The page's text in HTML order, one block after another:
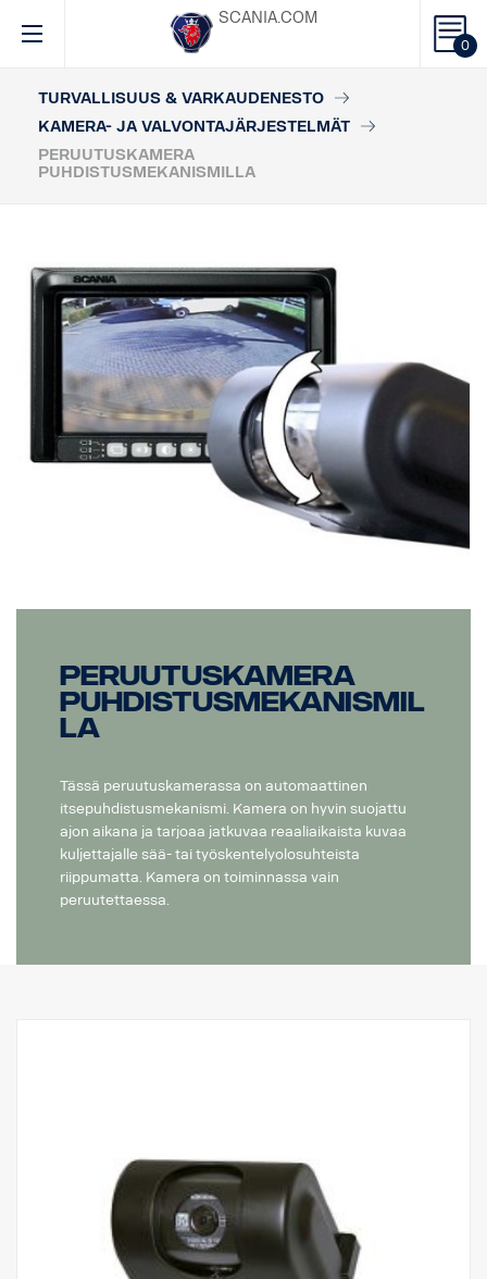
0
SCANIA.COM
TURVALLISUUS & VARKAUDENESTO
KAMERA- JA VALVONTAJÄRJESTELMÄT
PERUUTUSKAMERA
PUHDISTUSMEKANISMILLA
Peruutuskamera
puhdistusmekanismil
la
Tässä peruutuskamerassa on automaattinen
itsepuhdistusmekanismi. Kamera on hyvin suojattu
ajon aikana ja tarjoaa jatkuvaa reaaliaikaista kuvaa
kuljettajalle sää- tai työskentelyolosuhteista
riippumatta. Kamera on toiminnassa vain
peruutettaessa.